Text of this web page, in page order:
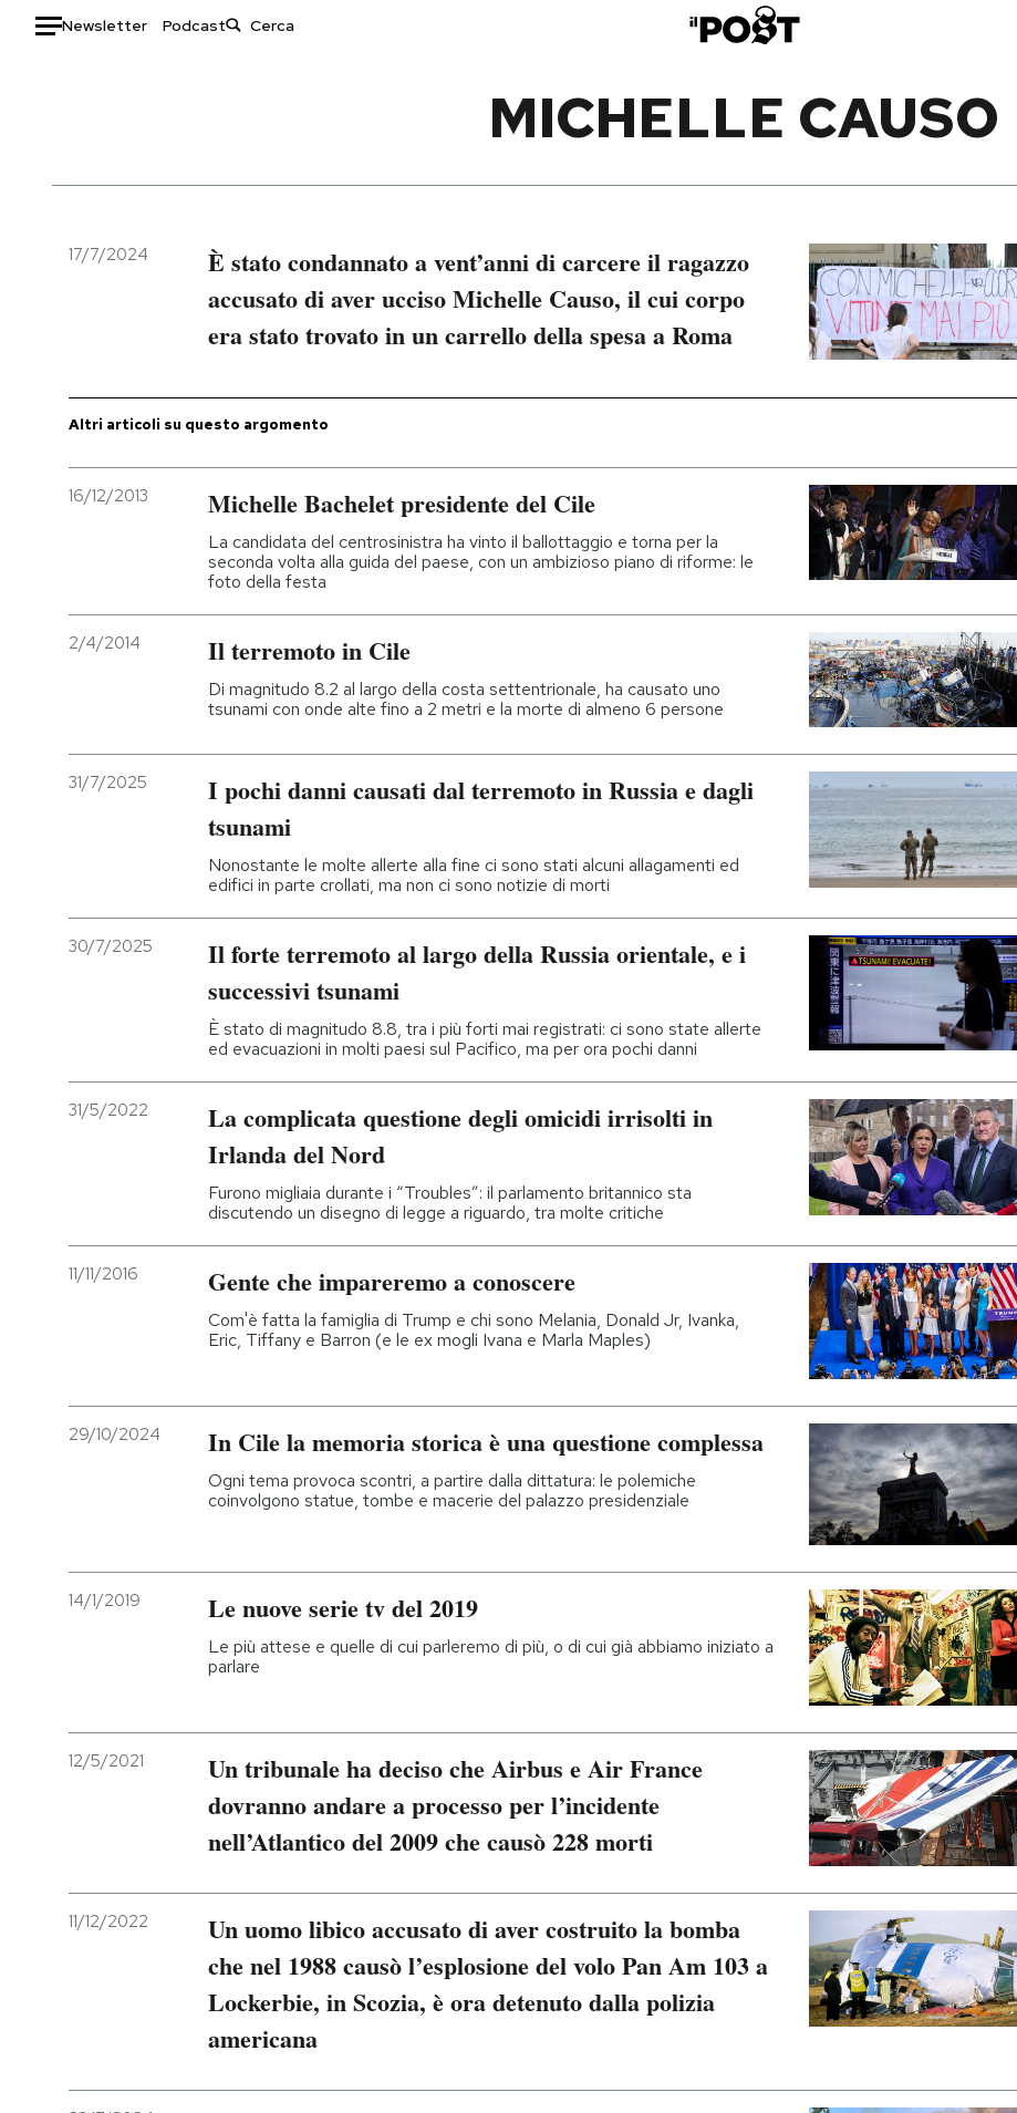
Newsletter Podcast
Italia
Politica
Moda
Ok Boomer!
Media
NEWSLETTER
SHOP
Entra
MICHELLE CAUSO
17/7/2024
È stato condannato a vent’anni di carcere il ragazzo
accusato di aver ucciso Michelle Causo, il cui corpo
era stato trovato in un carrello della spesa a Roma
Altri articoli su questo argomento
16/12/2013 Michelle Bachelet presidente del Cile
La candidata del centrosinistra ha vinto il ballottaggio e torna per la
seconda volta alla guida del paese, con un ambizioso piano di riforme: le
foto della festa
2/4/2014 Il terremoto in Cile
Di magnitudo 8.2 al largo della costa settentrionale, ha causato uno
tsunami con onde alte fino a 2 metri e la morte di almeno 6 persone
31/7/2025
I pochi danni causati dal terremoto in Russia e dagli
tsunami
Nonostante le molte allerte alla fine ci sono stati alcuni allagamenti ed
edifici in parte crollati, ma non ci sono notizie di morti
30/7/2025
Il forte terremoto al largo della Russia orientale, e i
successivi tsunami
È stato di magnitudo 8.8, tra i più forti mai registrati: ci sono state allerte
ed evacuazioni in molti paesi sul Pacifico, ma per ora pochi danni
31/5/2022
La complicata questione degli omicidi irrisolti in
Irlanda del Nord
Furono migliaia durante i “Troubles”: il parlamento britannico sta
discutendo un disegno di legge a riguardo, tra molte critiche
11/11/2016 Gente che impareremo a conoscere
Com'è fatta la famiglia di Trump e chi sono Melania, Donald Jr, Ivanka,
Eric, Tiffany e Barron (e le ex mogli Ivana e Marla Maples)
29/10/2024 In Cile la memoria storica è una questione complessa
Ogni tema provoca scontri, a partire dalla dittatura: le polemiche
coinvolgono statue, tombe e macerie del palazzo presidenziale
14/1/2019 Le nuove serie tv del 2019
Le più attese e quelle di cui parleremo di più, o di cui già abbiamo iniziato a
parlare
12/5/2021
Un tribunale ha deciso che Airbus e Air France
dovranno andare a processo per l’incidente
nell’Atlantico del 2009 che causò 228 morti
11/12/2022
Un uomo libico accusato di aver costruito la bomba
che nel 1988 causò l’esplosione del volo Pan Am 103 a
Lockerbie, in Scozia, è ora detenuto dalla polizia
americana